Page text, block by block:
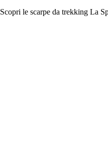
Scopri le scarpe da trekking La